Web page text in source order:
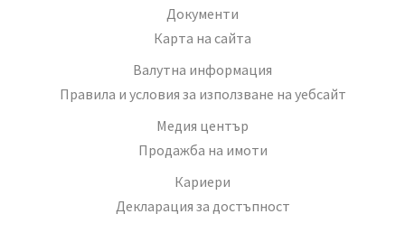
Документи
Карта на сайта
Валутна информация
Правила и условия за използване на уебсайт
Медия център
Продажба на имоти
Кариери
Декларация за достъпност